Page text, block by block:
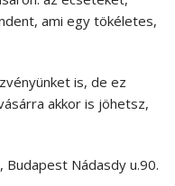
ami egy tökéletes,
is, de ez
akkor is jöhetsz,
Budapest Nádasdy u.90.